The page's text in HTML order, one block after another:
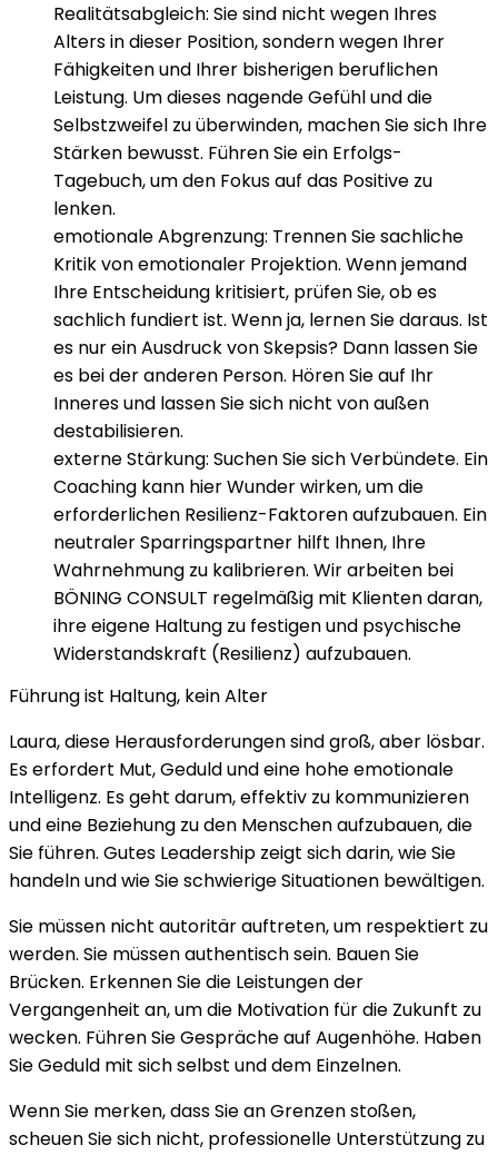
Realitätsabgleich: Sie sind nicht wegen Ihres
Alters in dieser Position, sondern wegen Ihrer
Fähigkeiten und Ihrer bisherigen beruflichen
Leistung. Um dieses nagende Gefühl und die
Selbstzweifel zu überwinden, machen Sie sich Ihre
Stärken bewusst. Führen Sie ein Erfolgs-
Tagebuch, um den Fokus auf das Positive zu
lenken.
emotionale Abgrenzung: Trennen Sie sachliche
Kritik von emotionaler Projektion. Wenn jemand
Ihre Entscheidung kritisiert, prüfen Sie, ob es
sachlich fundiert ist. Wenn ja, lernen Sie daraus. Ist
es nur ein Ausdruck von Skepsis? Dann lassen Sie
es bei der anderen Person. Hören Sie auf Ihr
Inneres und lassen Sie sich nicht von außen
destabilisieren.
externe Stärkung: Suchen Sie sich Verbündete. Ein
Coaching kann hier Wunder wirken, um die
erforderlichen Resilienz-Faktoren aufzubauen. Ein
neutraler Sparringspartner hilft Ihnen, Ihre
Wahrnehmung zu kalibrieren. Wir arbeiten bei
BÖNING CONSULT regelmäßig mit Klienten daran,
ihre eigene Haltung zu festigen und psychische
Widerstandskraft (Resilienz) aufzubauen.
Führung ist Haltung, kein Alter
Laura, diese Herausforderungen sind groß, aber lösbar.
Es erfordert Mut, Geduld und eine hohe emotionale
Intelligenz. Es geht darum, effektiv zu kommunizieren
und eine Beziehung zu den Menschen aufzubauen, die
Sie führen. Gutes Leadership zeigt sich darin, wie Sie
handeln und wie Sie schwierige Situationen bewältigen.
Sie müssen nicht autoritär auftreten, um respektiert zu
werden. Sie müssen authentisch sein. Bauen Sie
Brücken. Erkennen Sie die Leistungen der
Vergangenheit an, um die Motivation für die Zukunft zu
wecken. Führen Sie Gespräche auf Augenhöhe. Haben
Sie Geduld mit sich selbst und dem Einzelnen.
Wenn Sie merken, dass Sie an Grenzen stoßen,
scheuen Sie sich nicht, professionelle Unterstützung zu